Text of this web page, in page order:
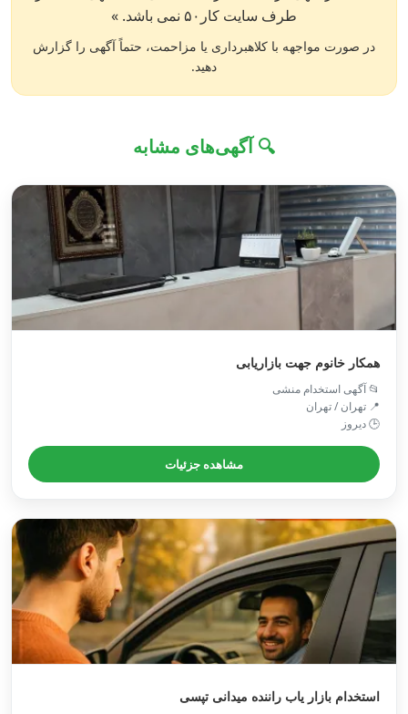
طرف سایت کار۵۰ نمی باشد. »
در صورت مواجهه با کلاهبرداری یا مزاحمت، حتماً آگهی را گزارش
دهید.
🔍 آگهی‌های مشابه
همکار خانوم جهت بازاریابی
📂 آگهی استخدام منشی
📍 تهران / تهران
🕒 دیروز
مشاهده جزئیات
استخدام بازار یاب راننده میدانی تپسی